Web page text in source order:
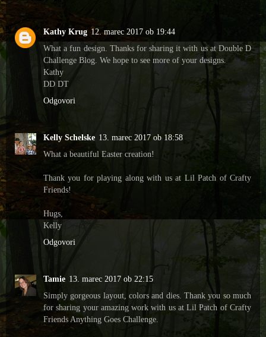
Kathy Krug 12. marec 2017 ob 19:44
What a fun design. Thanks for sharing it with us at Double D
Challenge Blog. We hope to see more of your designs.
Kathy
DD DT
Odgovori
Kelly Schelske 13. marec 2017 ob 18:58
What a beautiful Easter creation!
Thank you for playing along with us at Lil Patch of Crafty
Friends!
Hugs,
Kelly
Odgovori
Tamie 13. marec 2017 ob 22:15
Simply gorgeous layout, colors and dies. Thank you so much
for sharing your amazing work with us at Lil Patch of Crafty
Friends Anything Goes Challenge.